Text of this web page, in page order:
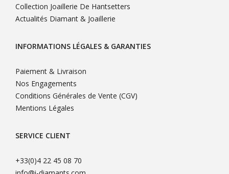
Collection Joaillerie De Hantsetters
Actualités Diamant & Joaillerie
INFORMATIONS LÉGALES & GARANTIES
Paiement & Livraison
Nos Engagements
Conditions Générales de Vente (CGV)
Mentions Légales
SERVICE CLIENT
+33(0)4 22 45 08 70